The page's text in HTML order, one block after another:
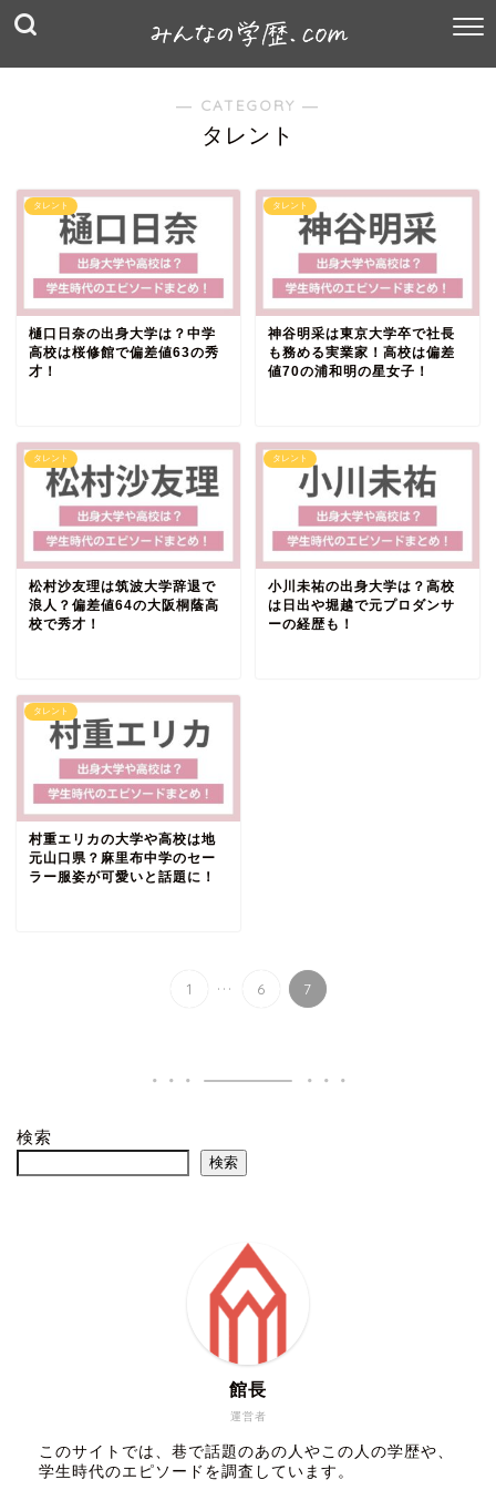
― CATEGORY ―
タレント
タレント
樋口日奈の出身大学は？中学
高校は桜修館で偏差値63の秀
才！
タレント
神谷明采は東京大学卒で社長
も務める実業家！高校は偏差
値70の浦和明の星女子！
タレント
松村沙友理は筑波大学辞退で
浪人？偏差値64の大阪桐蔭高
校で秀才！
タレント
小川未祐の出身大学は？高校
は日出や堀越で元プロダンサ
ーの経歴も！
タレント
村重エリカの大学や高校は地
元山口県？麻里布中学のセー
ラー服姿が可愛いと話題に！
1 ... 6 7
検索
検索
運営者
館長
このサイトでは、巷で話題のあの人やこの人の学歴や、
学生時代のエピソードを調査しています。